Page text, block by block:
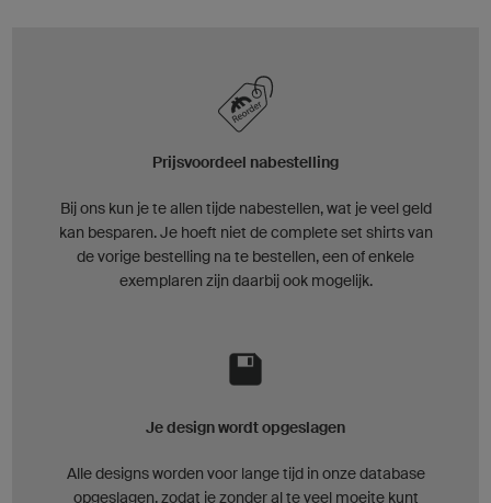
Prijsvoordeel nabestelling
Bij ons kun je te allen tijde nabestellen, wat je veel geld
kan besparen. Je hoeft niet de complete set shirts van
de vorige bestelling na te bestellen, een of enkele
exemplaren zijn daarbij ook mogelijk.
Je design wordt opgeslagen
Alle designs worden voor lange tijd in onze database
opgeslagen, zodat je zonder al te veel moeite kunt